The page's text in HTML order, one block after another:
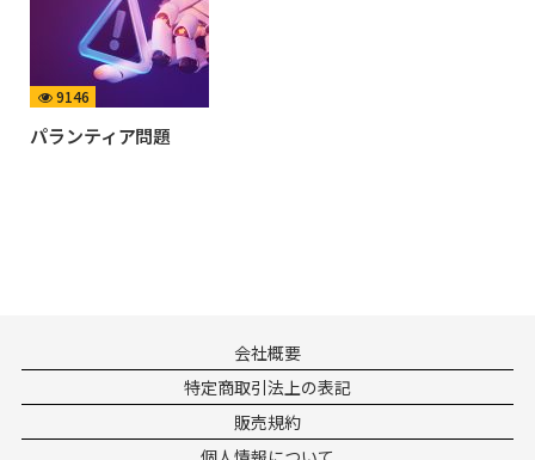
9146
パランティア問題
会社概要
特定商取引法上の表記
販売規約